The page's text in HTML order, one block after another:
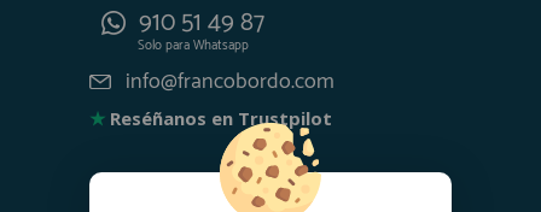
910 51 49 87
Solo paraWhatsapp
info@francobordo.com
★ Reséñanos en Trustpilot